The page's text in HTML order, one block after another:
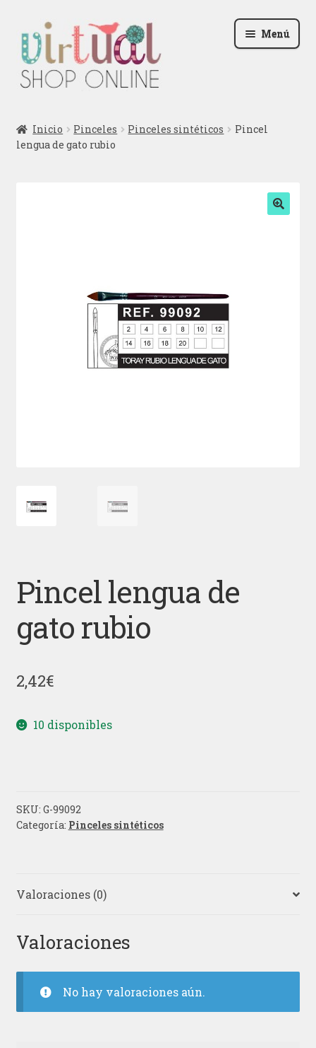
la
navegación
al
contenido
Menú
Podcast
Inicio Pinceles Pinceles sintéticos
Pincel
lengua de gato rubio
Pincel lengua de
gato rubio
2,42€
10 disponibles
SKU: G-99092
Categoría: Pinceles sintéticos
Valoraciones (0)
Valoraciones
No hay valoraciones aún.